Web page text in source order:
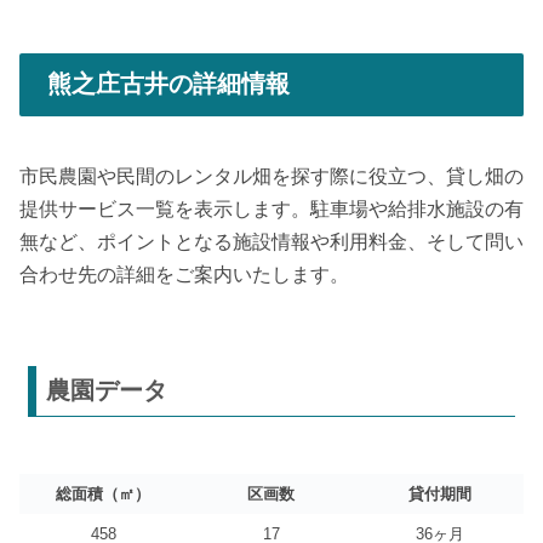
熊之庄古井の詳細情報
市民農園や民間のレンタル畑を探す際に役立つ、貸し畑の
提供サービス一覧を表示します。駐車場や給排水施設の有
無など、ポイントとなる施設情報や利用料金、そして問い
合わせ先の詳細をご案内いたします。
農園データ
総面積（㎡） 区画数 貸付期間
458 17 36ヶ月